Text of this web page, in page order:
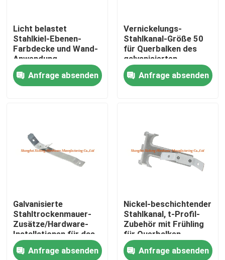
Produkte
Fabrik-Ausflug
Qualitätskontrolle
Licht belastet
Stahlkiel-Ebenen-
Farbdecke und Wand-
Anwendung
Anfrage absenden
Vernickelungs-
Stahlkanal-Größe 50
für Querbalken des
galvanisierten
Stahlmaterials
Anfrage absenden
Galvanisierte
Stahltrockenmauer-
Zusätze/Hardware-
Installationen für das
Verschieben der
DeckeAnfrage absenden
Nickel-beschichtender
Stahlkanal, t-Profil-
Zubehör mit Frühling
für Querbalken
Anfrage absenden